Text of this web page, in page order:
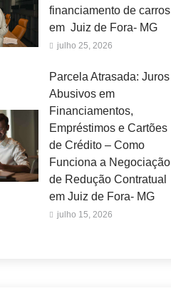
financiamento de carros
em Juiz de Fora- MG
julho 25, 2026
Parcela Atrasada: Juros
Abusivos em
Financiamentos,
Empréstimos e Cartões
de Crédito – Como
Funciona a Negociação
de Redução Contratual
em Juiz de Fora- MG
julho 15, 2026